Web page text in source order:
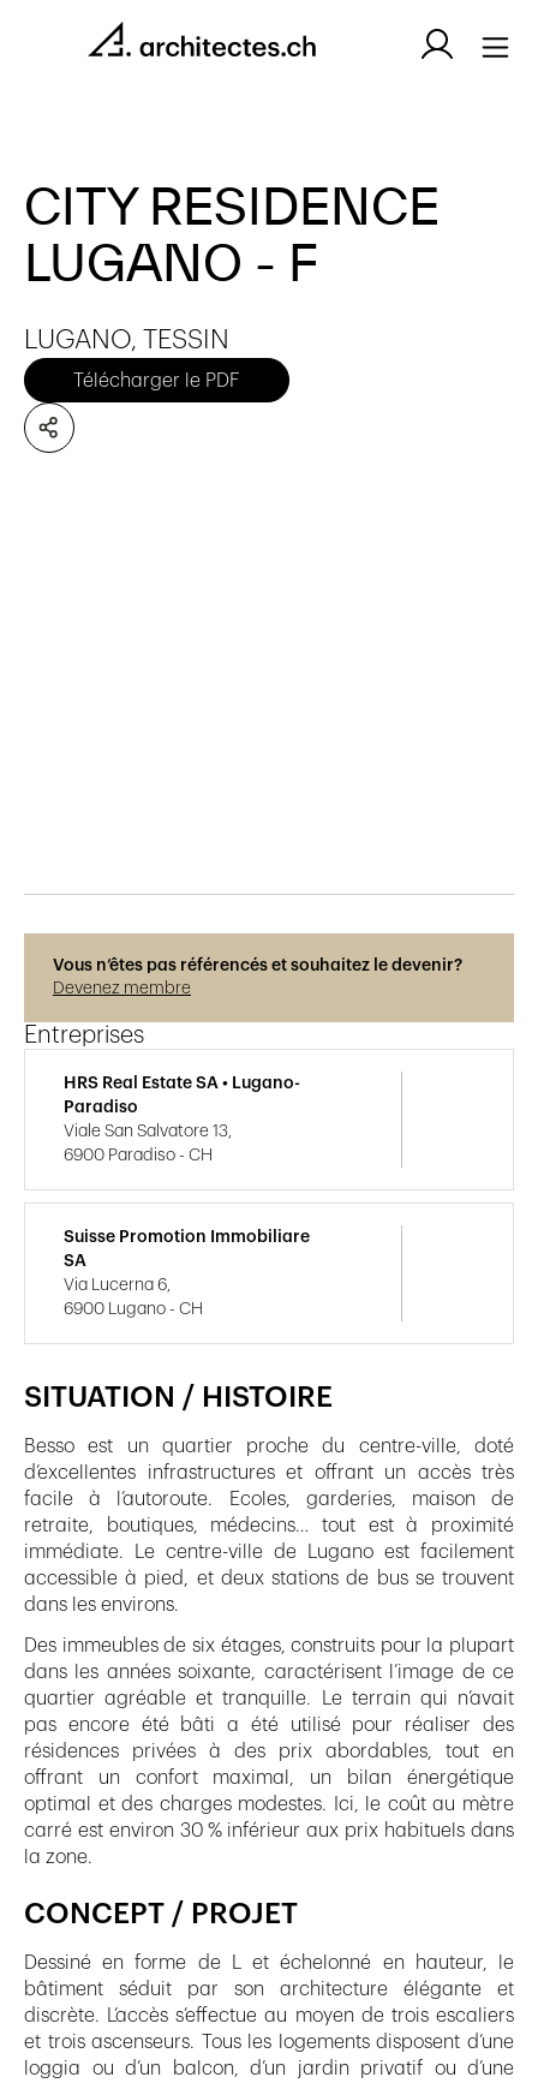
CITY RESIDENCE
LUGANO - F
LUGANO, TESSIN
Télécharger le PDF
SITUATION / HISTOIRE
Besso est un quartier proche du centre-ville, doté
d’excellentes infrastructures et offrant un accès très
facile à l’autoroute. Ecoles, garderies, maison de
retraite, boutiques, médecins… tout est à proximité
immédiate. Le centre-ville de Lugano est facilement
accessible à pied, et deux stations de bus se trouvent
dans les environs.
Des immeubles de six étages, construits pour la plupart
dans les années soixante, caractérisent l’image de ce
quartier agréable et tranquille. Le terrain qui n’avait
pas encore été bâti a été utilisé pour réaliser des
résidences privées à des prix abordables, tout en
offrant un confort maximal, un bilan énergétique
optimal et des charges modestes. Ici, le coût au mètre
carré est environ 30 % inférieur aux prix habituels dans
la zone.
CONCEPT / PROJET
Dessiné en forme de L et échelonné en hauteur, le
bâtiment séduit par son architecture élégante et
discrète. L’accès s’effectue au moyen de trois escaliers
et trois ascenseurs. Tous les logements disposent d’une
loggia ou d’un balcon, d’un jardin privatif ou d’une
Vous n’êtes pas référencés et souhaitez le devenir?
Devenez membre
Entreprises
HRS Real Estate SA • Lugano-
Paradiso
Viale San Salvatore 13,
6900 Paradiso - CH
Suisse Promotion Immobiliare
SA
Via Lucerna 6,
6900 Lugano - CH